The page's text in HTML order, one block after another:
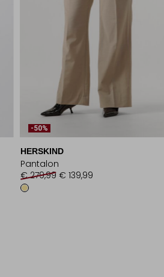
-50%
HERSKIND
Pantalon
€ 279,99 € 139,99